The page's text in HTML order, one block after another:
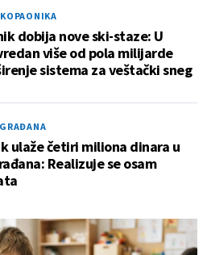
dobija nove ski-staze: U
više od pola milijarde
sistema za veštački sneg
ulaže četiri miliona dinara u
Realizuje se osam